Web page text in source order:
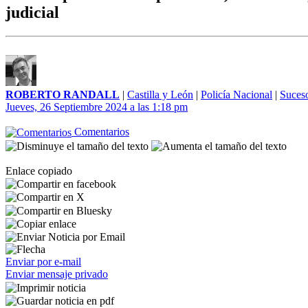
judicial
ROBERTO RANDALL | Castilla y León | Policía Nacional |
Jueves, 26 Septiembre 2024 a las 1:18 pm
Comentarios
Enlace copiado
Enviar por e-mail
Enviar mensaje privado